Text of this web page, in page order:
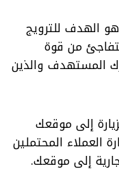
الهدف للترويج
من قوة
المستهدف والذين
إلى موقعك
العملاء المحتملين
إلى موقعك.